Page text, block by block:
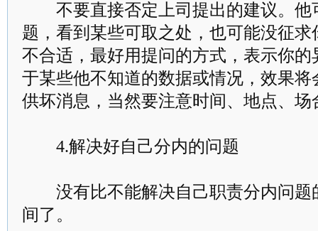
不要直接否定上司提出的建议。他
题，看到某些可取之处，也可能没征
不合适，最好用提问的方式，表示你
于某些他不知道的数据或情况，效果
供坏消息，当然要注意时间、地点、场
4.解决好自己分内的问题
没有比不能解决自己职责分内问题
间了。